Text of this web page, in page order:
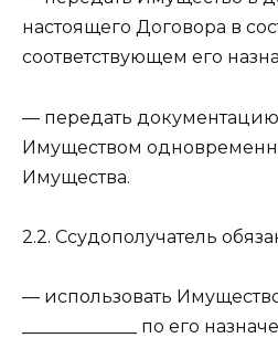
настоящего Договора в
соответствующем его
— передать
Имуществом
Имущества.
2.2. Ссудополучатель
— использовать
_____________ по его